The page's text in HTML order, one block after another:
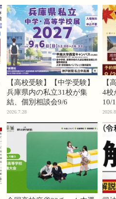
【高校受験】【中学受験】
兵庫県内の私立31校が集
結、個別相談会9/6
2026.7.28
【
4校
10/